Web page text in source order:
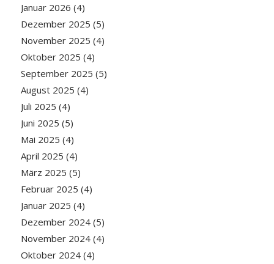
Januar 2026 (4)
Dezember 2025 (5)
November 2025 (4)
Oktober 2025 (4)
September 2025 (5)
August 2025 (4)
Juli 2025 (4)
Juni 2025 (5)
Mai 2025 (4)
April 2025 (4)
März 2025 (5)
Februar 2025 (4)
Januar 2025 (4)
Dezember 2024(5)
November 2024(4)
Oktober 2024(4)